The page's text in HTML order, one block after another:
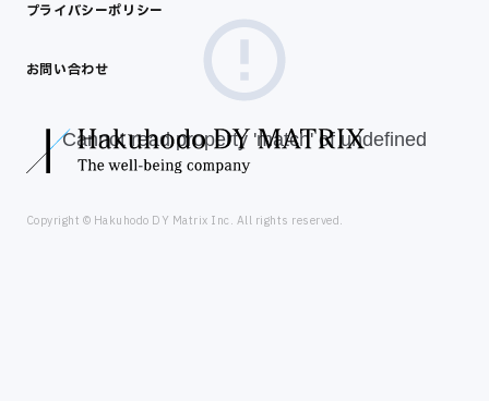
Cannot read property 'match' of undefined
プライバシーポリシー
お問い合わせ
Copyright © Hakuhodo DY Matrix Inc. All rights reserved.